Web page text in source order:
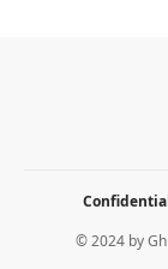
© 2024 by